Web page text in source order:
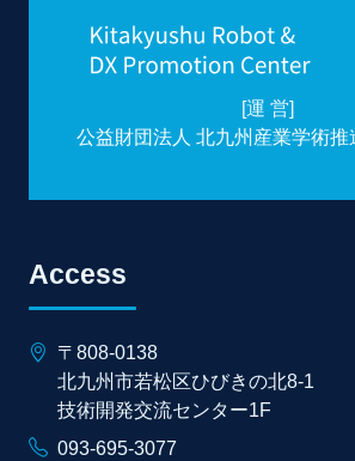
[運 営]
公益財団法人 北九州産業学術推
Access
〒808-0138
北九州市若松区ひびきの北8-1
技術開発交流センター1F
093-695-3077